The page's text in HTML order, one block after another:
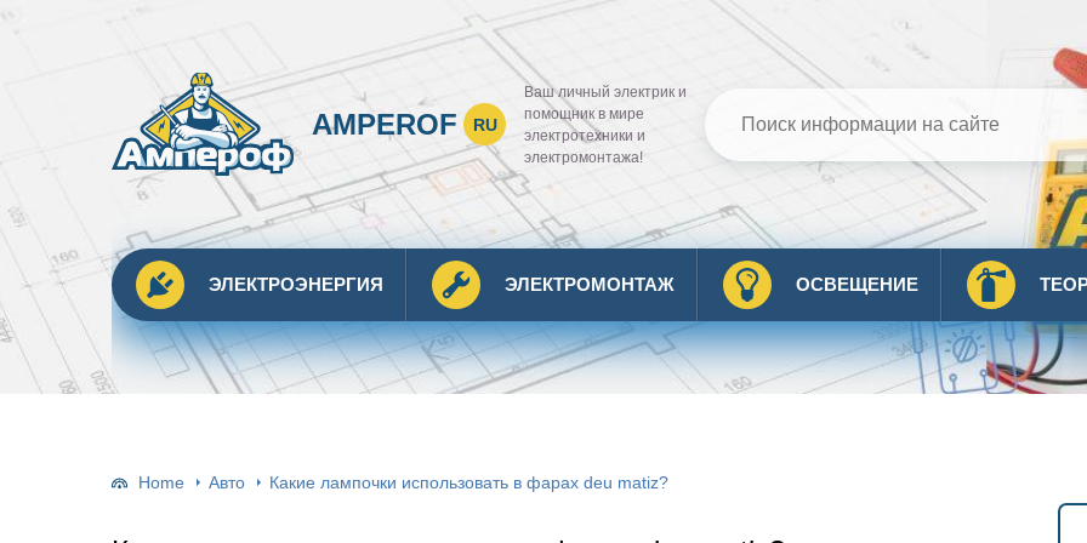
AMPEROF RU
Ваш личный электрик и
помощник в мире
электротехники и
электромонтажа!
ЭЛЕКТРОЭНЕРГИЯ ЭЛЕКТРОМОНТАЖ ОСВЕЩЕНИЕ
Home Авто Какие лампочки использовать в фарах deu matiz?